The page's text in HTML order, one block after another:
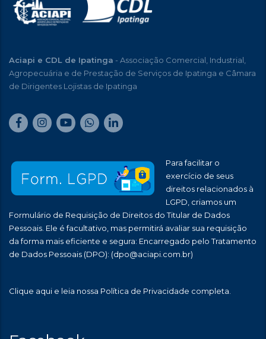
Aciapi e CDL de Ipatinga - Associação Comercial, Industrial,
Agropecuária e de Prestação de Serviços de Ipatinga e Câmara
de Dirigentes Lojistas de Ipatinga
Para facilitar o
exercício de seus
direitos relacionados à
LGPD, criamos um
Formulário de Requisição de Direitos do Titular de Dados
Pessoais. Ele é facultativo, mas permitirá avaliar sua requisição
da forma mais eficiente e segura: Encarregado pelo Tratamento
de Dados Pessoais (DPO): (dpo@aciapi.com.br)
Clique aqui e leia nossa Política de Privacidade completa.